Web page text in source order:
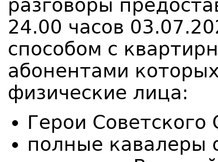
разговоры
24.00 часов
способом с
абонентами
физические лица:
Герои Советского
полные кавалеры